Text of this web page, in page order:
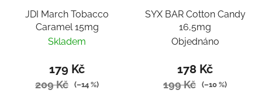
JDI March Tobacco
Caramel 15mg
Skladem
179 Kč
209 Kč (–14 %)
SYX BAR Cotton Candy
16,5mg
Objednáno
178 Kč
199 Kč (–10 %)